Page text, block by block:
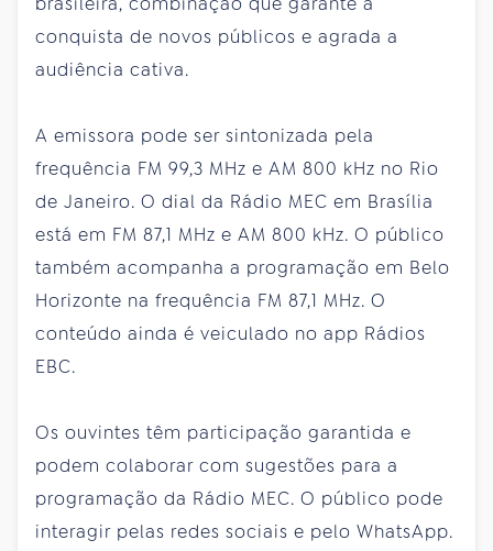
conquista de novos públicos e agrada a
audiência cativa.
A emissora pode ser sintonizada pela
frequência FM 99,3 MHz e AM 800 kHz no Rio
de Janeiro. O dial da Rádio MEC em Brasília
está em FM 87,1 MHz e AM 800 kHz. O público
também acompanha a programação em Belo
Horizonte na frequência FM 87,1 MHz. O
conteúdo ainda é veiculado no app Rádios
EBC.
Os ouvintes têm participação garantida e
podem colaborar com sugestões para a
programação da Rádio MEC. O público pode
interagir pelas redes sociais e pelo WhatsApp.